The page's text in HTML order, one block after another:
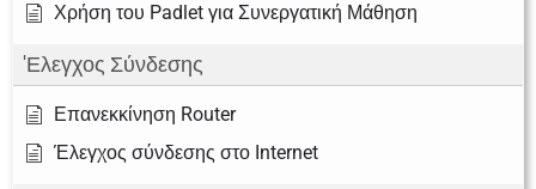
Χρήση του Padlet για Συνεργατική Μάθηση
'Ελεγχος Σύνδεσης
Επανεκκίνηση Router
Έλεγχος σύνδεσης στο Internet